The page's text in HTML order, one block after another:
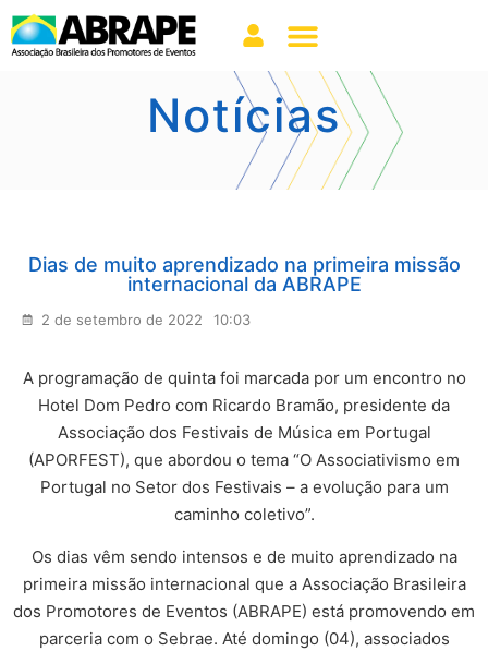
Notícias
Dias de muito aprendizado na primeira missão
internacional da ABRAPE
2 de setembro de 2022 10:03
A programação de quinta foi marcada por um encontro no
Hotel Dom Pedro com Ricardo Bramão, presidente da
Associação dos Festivais de Música em Portugal
(APORFEST), que abordou o tema “O Associativismo em
Portugal no Setor dos Festivais – a evolução para um
caminho coletivo”.
Os dias vêm sendo intensos e de muito aprendizado na
primeira missão internacional que a Associação Brasileira
dos Promotores de Eventos (ABRAPE) está promovendo em
parceria com o Sebrae. Até domingo (04), associados